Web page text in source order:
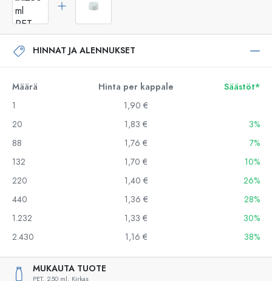
HINNAT JA ALENNUKSET
Määrä Hinta per kappale
Säästöt*
1
1,90 €
20
1,83 €
3%
88
1,76 €
7%
132
1,70 €
10%
220
1,40 €
26%
440
1,36 €
28%
1.232
1,33 €
30%
2.430
1,16 € 38%
MUKAUTA TUOTE
PET, 250 ml, Kirkas